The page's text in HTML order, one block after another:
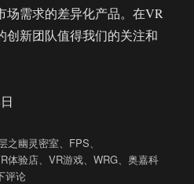
场需求的差异化产品。在VR
创新团队值得我们的关注和
之幽灵密室、 FPS、
体验店、VR游戏、WRG、奥嘉科
评论